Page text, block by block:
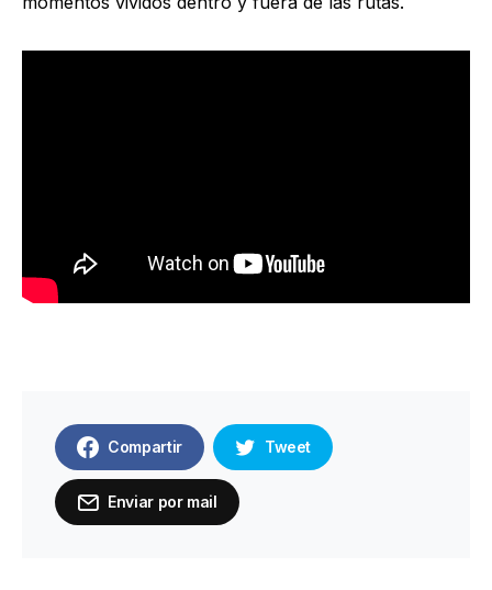
Compartir Tweet
Enviar por mail